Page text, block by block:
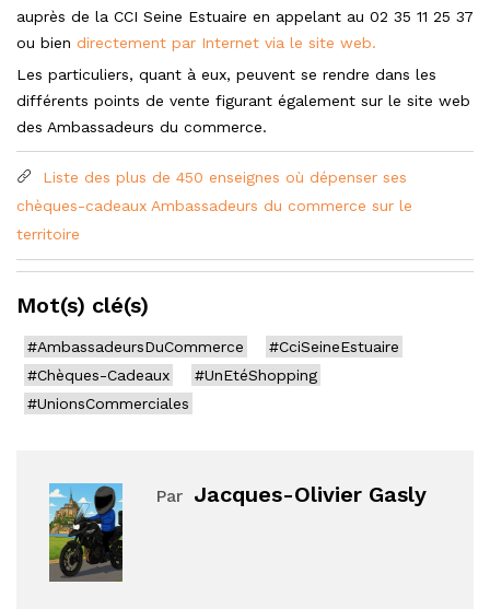
auprès de la CCI Seine Estuaire en appelant au 02 35 11 25 37
ou bien directement par Internet via le site web.
Les particuliers, quant à eux, peuvent se rendre dans les
différents points de vente figurant également sur le site web
des Ambassadeurs du commerce.
Liste des plus de 450 enseignes où dépenser ses
chèques-cadeaux Ambassadeurs du commerce sur le
territoire
Mot(s) clé(s)
#AmbassadeursDuCommerce
#CciSeineEstuaire
#Chèques-Cadeaux
#UnEtéShopping
#UnionsCommerciales
Par Jacques-Olivier Gasly